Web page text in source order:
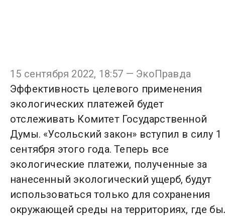
15 сентября 2022, 18:57 — ЭкоПравда
Эффективность целевого применения
экологических платежей будет
отслеживать Комитет Государственной
Думы. «Усольский закон» вступил в силу 1
сентября этого года. Теперь все
экологические платежи, полученные за
нанесенный экологический ущерб, будут
использоваться только для сохранения
окружающей среды на территориях, где